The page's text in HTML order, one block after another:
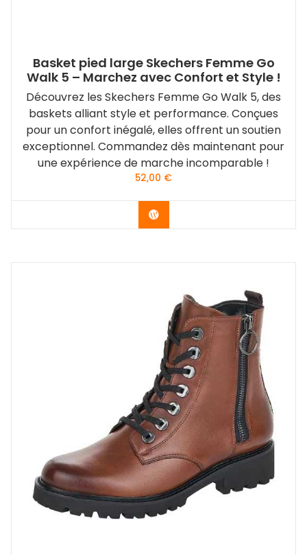
Basket pied large Skechers Femme Go
Walk 5 – Marchez avec Confort et Style !
Découvrez les Skechers Femme Go Walk 5, des
baskets alliant style et performance. Conçues
pour un confort inégalé, elles offrent un soutien
exceptionnel. Commandez dès maintenant pour
une expérience de marche incomparable !
52,00 €
Vérifier le dernier prix